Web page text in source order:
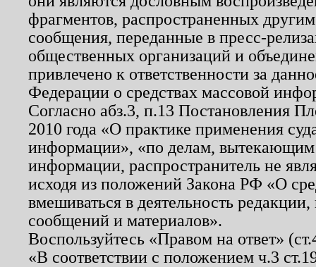
фрагментов, распространенных
сообщения, переданные в пресс-
общественных организаций и
привлечено к ответственности за
Федерации о средствах массовой
Согласно абз.3, п.13 Постановления
2010 года «О практике применения
информации», «по делам, вытекающим
информации, распространитель не
исходя из положений Закона РФ «О
вмешиваться в деятельность
сообщений и материалов».
Воспользуйтесь «Правом на ответ»
«В соответствии с положением ч.3